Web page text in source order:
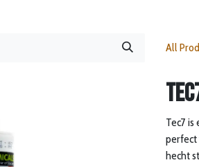
All
Tec7
perfect
hecht